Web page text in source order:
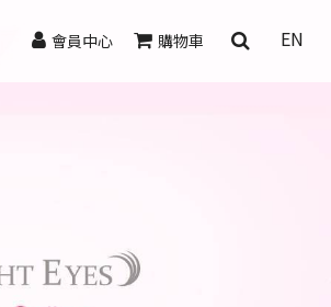
EN
會員中心 購物車